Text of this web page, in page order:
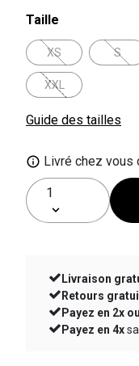
Taille
XS S
XXL
Guide des tailles
Livré chez vous
Livraison
Retours
Payez en 2x
Payez en 4x